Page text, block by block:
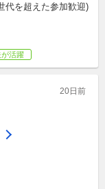
代を超えた参加歓迎)
活躍
20日前